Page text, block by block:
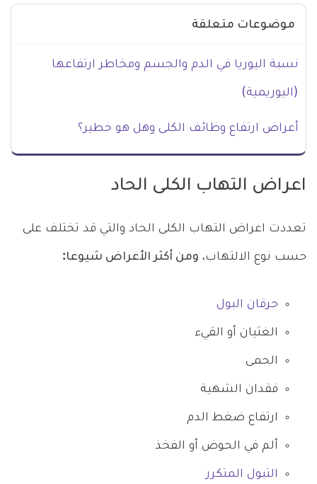
موضوعات متعلقة
نسبة اليوريا في الدم والجسم ومخاطر ارتفاعها
(اليوريمية)
أعراض ارتفاع وظائف الكلى وهل هو خطير؟
اعراض التهاب الكلى الحاد
تعددت اعراض التهاب الكلى الحاد والتي قد تختلف على
حسب نوع الالتهاب، ومن أكثر الأعراض شيوعا:
حرقان البول
الغثيان أو القيء
الحمى
فقدان الشهية
ارتفاع ضغط الدم
ألم في الحوض أو الفخذ
التبول المتكرر